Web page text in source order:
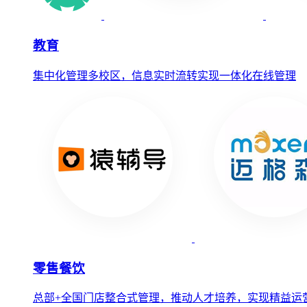
教育
集中化管理多校区，信息实时流转实现一体化在线管理
零售餐饮
总部+全国门店整合式管理，推动人才培养，实现精益运